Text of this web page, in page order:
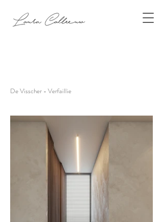
De Visscher - Verfaillie